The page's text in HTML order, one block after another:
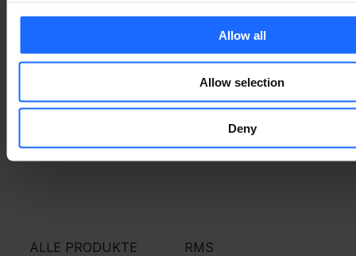
Allow all
Allow selection
Deny
DAS KÖNNTE IHNEN
AUCH GEFALLEN
ALLE PRODUKTE RMS